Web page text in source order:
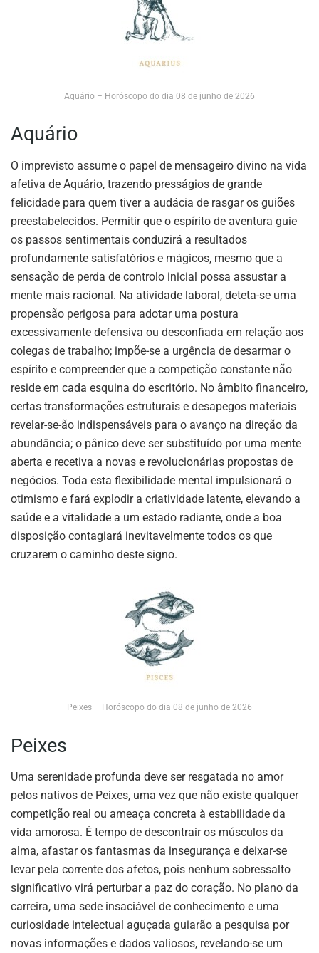
Aquário – Horóscopo do dia 08 de junho de 2026
Aquário
O imprevisto assume o papel de mensageiro divino na vida
afetiva de Aquário, trazendo presságios de grande
felicidade para quem tiver a audácia de rasgar os guiões
preestabelecidos. Permitir que o espírito de aventura guie
os passos sentimentais conduzirá a resultados
profundamente satisfatórios e mágicos, mesmo que a
sensação de perda de controlo inicial possa assustar a
mente mais racional. Na atividade laboral, deteta-se uma
propensão perigosa para adotar uma postura
excessivamente defensiva ou desconfiada em relação aos
colegas de trabalho; impõe-se a urgência de desarmar o
espírito e compreender que a competição constante não
reside em cada esquina do escritório. No âmbito financeiro,
certas transformações estruturais e desapegos materiais
revelar-se-ão indispensáveis para o avanço na direção da
abundância; o pânico deve ser substituído por uma mente
aberta e recetiva a novas e revolucionárias propostas de
negócios. Toda esta flexibilidade mental impulsionará o
otimismo e fará explodir a criatividade latente, elevando a
saúde e a vitalidade a um estado radiante, onde a boa
disposição contagiará inevitavelmente todos os que
cruzarem o caminho deste signo.
Peixes – Horóscopo do dia 08 de junho de 2026
Peixes
Uma serenidade profunda deve ser resgatada no amor
pelos nativos de Peixes, uma vez que não existe qualquer
competição real ou ameaça concreta à estabilidade da
vida amorosa. É tempo de descontrair os músculos da
alma, afastar os fantasmas da insegurança e deixar-se
levar pela corrente dos afetos, pois nenhum sobressalto
significativo virá perturbar a paz do coração. No plano da
carreira, uma sede insaciável de conhecimento e uma
curiosidade intelectual aguçada guiarão a pesquisa por
novas informações e dados valiosos, revelando-se um